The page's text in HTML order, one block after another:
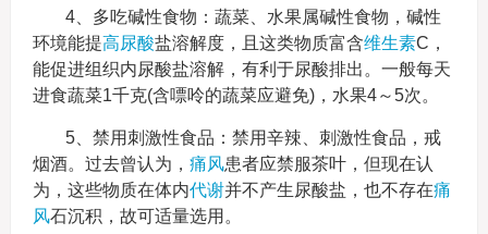
4、多吃碱性食物：蔬菜、水果属碱性食物，碱性
环境能提高尿酸盐溶解度，且这类物质富含维生素C，
能促进组织内尿酸盐溶解，有利于尿酸排出。一般每天
进食蔬菜1千克(含嘌呤的蔬菜应避免)，水果4～5次。
5、禁用刺激性食品：禁用辛辣、刺激性食品，戒
烟酒。过去曾认为， 痛风患者应禁服茶叶，但现在认
为，这些物质在体内代谢并不产生尿酸盐，也不存在痛
风石沉积，故可适量选用。